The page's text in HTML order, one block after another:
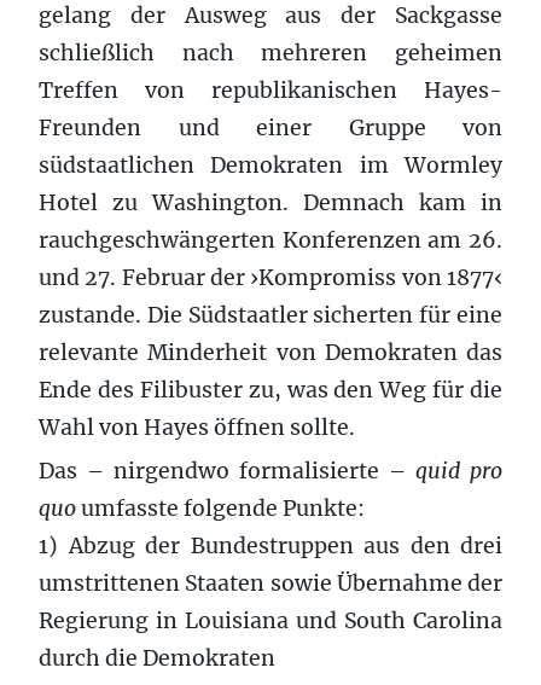
gelang der Ausweg aus der Sackgasse
schließlich nach mehreren geheimen
Treffen von republikanischen Hayes-
Freunden und einer Gruppe von
südstaatlichen Demokraten im Wormley
Hotel zu Washington. Demnach kam in
rauchgeschwängerten Konferenzen am 26.
und 27. Februar der ›Kompromiss von 1877‹
zustande. Die Südstaatler sicherten für eine
relevante Minderheit von Demokraten das
Ende des Filibuster zu, was den Weg für die
Wahl von Hayes öffnen sollte.
Das – nirgendwo formalisierte – quid pro
quoumfasste folgende Punkte:
1) Abzug der Bundestruppen aus den drei
umstrittenen Staaten sowie Übernahme der
Regierung in Louisiana und South Carolina
durch die Demokraten